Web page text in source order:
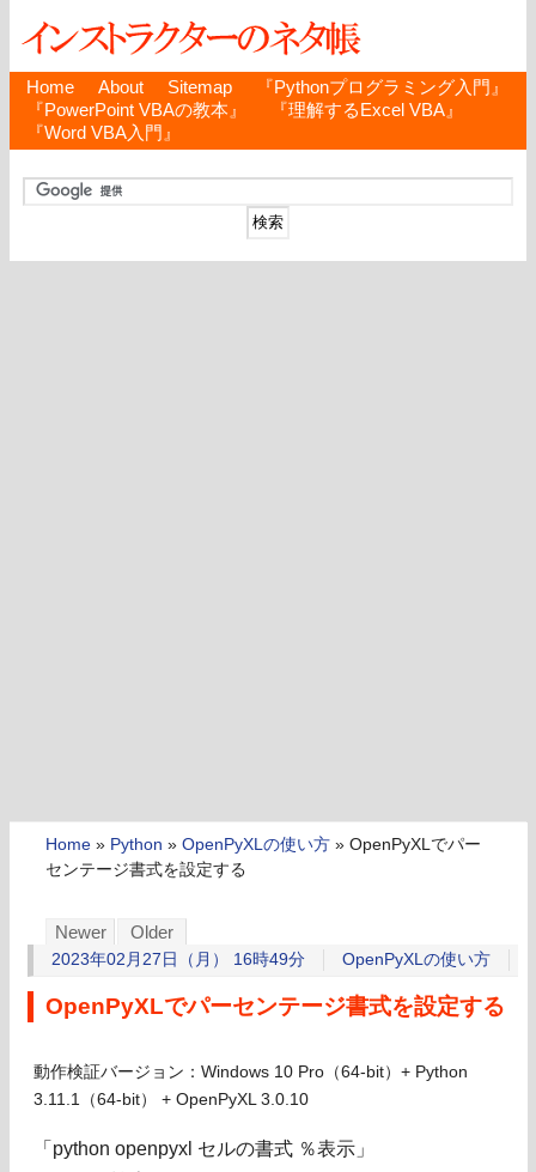
Home About Sitemap
『Pythonプログラミング入門』
『PowerPoint VBAの教本』
『理解するExcel VBA』
『Word VBA入門』
Home » Python » OpenPyXLの使い方 » OpenPyXLでパー
センテージ書式を設定する
Newer Older
2023年02月27日（月） 16時49分 OpenPyXLの使い方
OpenPyXLでパーセンテージ書式を設定する
動作検証バージョン：Windows 10 Pro（64-bit）+ Python
3.11.1（64-bit） + OpenPyXL 3.0.10
「python openpyxl セルの書式 ％表示」